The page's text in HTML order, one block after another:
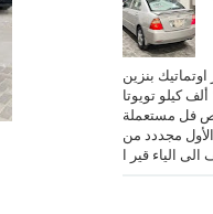
قير اوتماتيك بنزين
الممشى: 1 ألف كيلو تويوتا
نص فل مستعملة
الأول مجددد من